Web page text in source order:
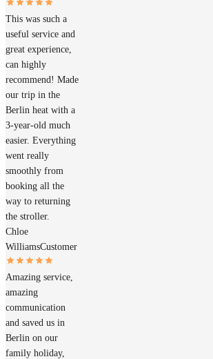
This was such a
useful service and
great experience,
can highly
recommend! Made
our trip in the
Berlin heat with a
3-year-old much
easier. Everything
went really
smoothly from
booking all the
way to returning
the stroller.
Chloe
WilliamsCustomer
Amazing service,
amazing
communication
and saved us in
Berlin on our
family holiday,